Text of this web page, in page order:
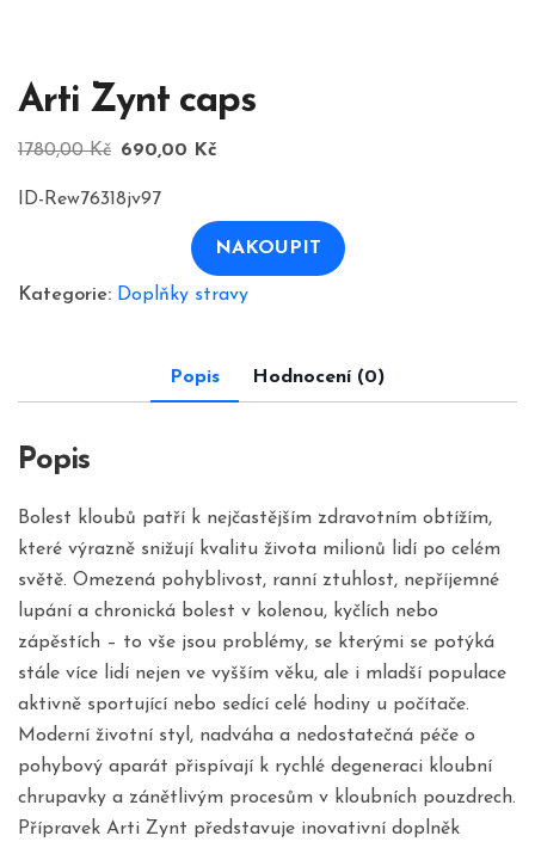
Arti Zynt caps
1780,00Kč Původní
byla:
1780,00 Kč.
690,00 Kč
690,00 Kč.
ID-Rew76318jv97
NAKOUPIT
Kategorie: Doplňky stravy
Popis Hodnocení (0)
Popis
Bolest kloubů patří k nejčastějším zdravotním obtížím,
které výrazně snižují kvalitu života milionů lidí po celém
světě. Omezená pohyblivost, ranní ztuhlost, nepříjemné
lupání a chronická bolest v kolenou, kyčlích nebo
zápěstích – to vše jsou problémy, se kterými se potýká
stále více lidí nejen ve vyšším věku, ale i mladší populace
aktivně sportující nebo sedící celé hodiny u počítače.
Moderní životní styl, nadváha a nedostatečná péče o
pohybový aparát přispívají k rychlé degeneraci kloubní
chrupavky a zánětlivým procesům v kloubních pouzdrech.
Přípravek Arti Zynt představuje inovativní doplněk